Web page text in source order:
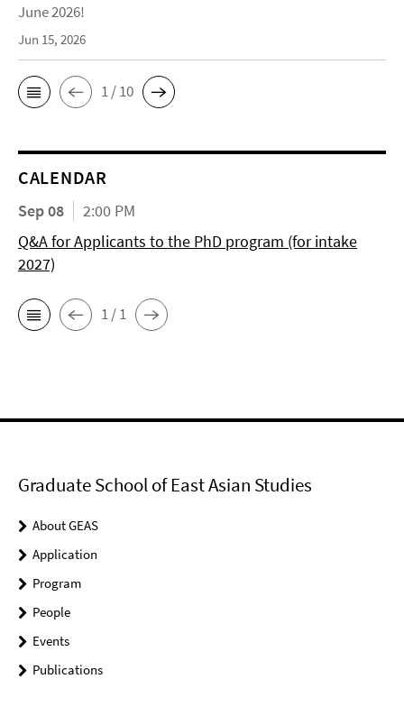
June 2026!
Jun 15, 2026
1 / 10
CALENDAR
Sep 08
2:00 PM
Q&A for Applicants to the PhD program (for intake
2027)
1 / 1
Graduate School of East Asian Studies
About GEAS
Application
Program
People
Events
Publications